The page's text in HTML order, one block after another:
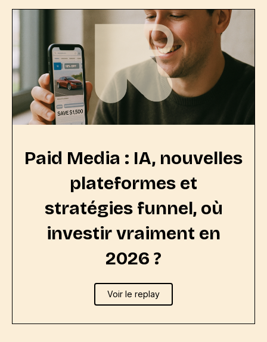
Paid Media : IA, nouvelles
plateformes et
stratégies funnel, où
investir vraiment en
2026 ?
Voir le replay